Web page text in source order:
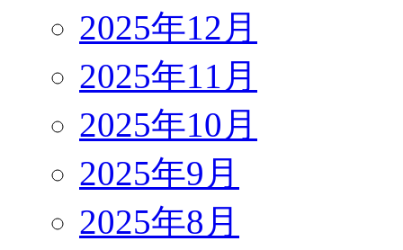
2025年12月
2025年11月
2025年10月
2025年9月
2025年8月